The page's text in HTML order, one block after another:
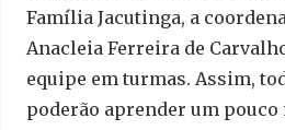
Família Jacutinga, a
Anacleia Ferreira de
equipe em turmas. Assim,
poderão aprender um pouco